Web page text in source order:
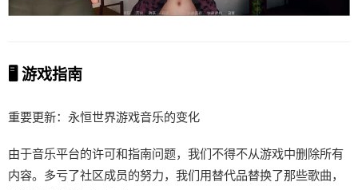
🖥️ 游戏指南
重要更新：永恒世界游戏音乐的变化
由于音乐平台的许可和指南问题，我们不得不从游戏中删除所有
内容。多亏了社区成员的努力，我们用替代品替换了那些歌曲，